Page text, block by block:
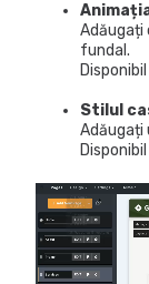
Adăugați
fundal.
Stilul
Adăugați